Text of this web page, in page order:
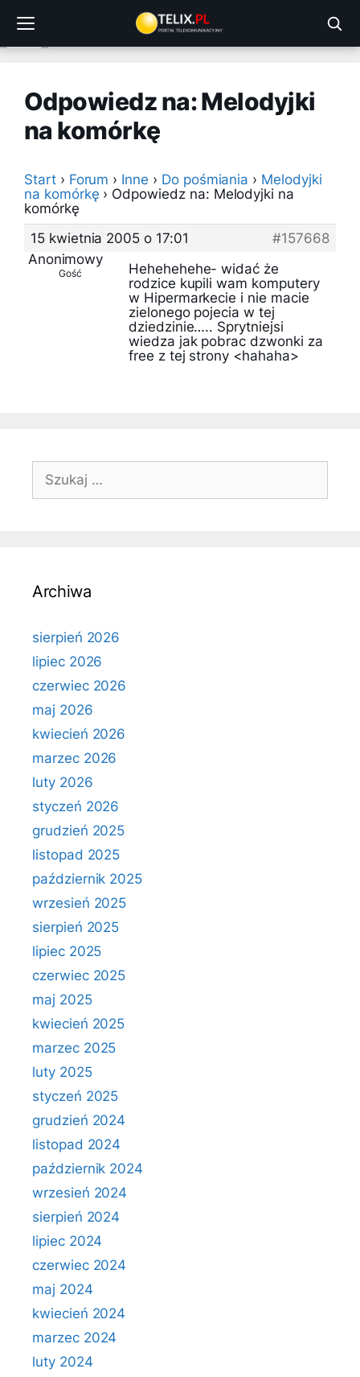
treści
Odpowiedz na: Melodyjki
na komórkę
Start › Forum › Inne › Do pośmiania › Melodyjki
na komórkę › Odpowiedz na: Melodyjki na
komórkę
15 kwietnia 2005 o 17:01
#157668
Anonimowy
Gość
Hehehehehe- widać że
rodzice kupili wam komputery
w Hipermarkecie i nie macie
zielonego pojecia w tej
dziedzinie….. Sprytniejsi
wiedza jak pobrac dzwonki za
free z tej strony <hahaha>
Szukaj:
Archiwa
sierpień 2026
lipiec 2026
czerwiec 2026
maj 2026
kwiecień 2026
marzec 2026
luty 2026
styczeń 2026
grudzień 2025
listopad 2025
październik 2025
wrzesień 2025
sierpień 2025
lipiec 2025
czerwiec 2025
maj 2025
kwiecień 2025
marzec 2025
luty 2025
styczeń 2025
grudzień 2024
listopad 2024
październik 2024
wrzesień 2024
sierpień 2024
lipiec 2024
czerwiec 2024
maj 2024
kwiecień 2024
marzec 2024
luty 2024